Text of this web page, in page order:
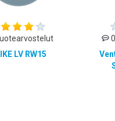
LV RW15